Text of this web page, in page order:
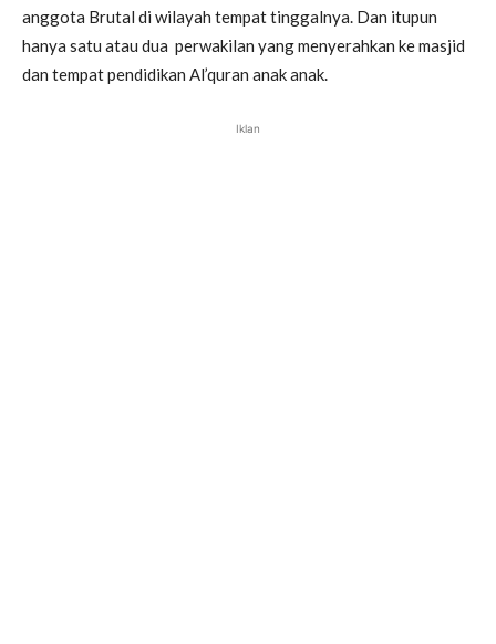
anggota Brutal di wilayah tempat tinggalnya. Dan itupun
hanya satu atau dua perwakilan yang menyerahkan ke masjid
dan tempat pendidikan Al’quran anak anak.
Iklan